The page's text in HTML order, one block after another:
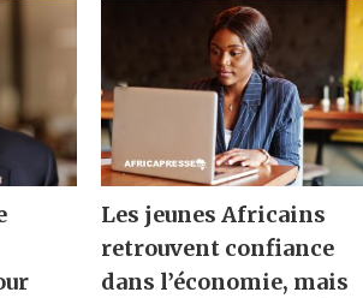
Les jeunes Africains
retrouvent confiance
dans l’économie, mais